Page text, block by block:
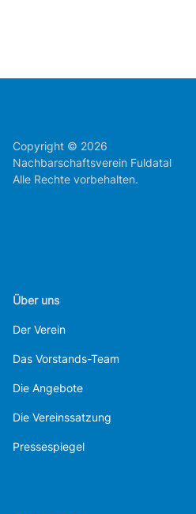
Copyright © 2026
Nachbarschaftsverein Fuldatal
Alle Rechte vorbehalten.
Über uns
Der Verein
Das Vorstands-Team
Die Angebote
Die Vereinssatzung
Pressespiegel